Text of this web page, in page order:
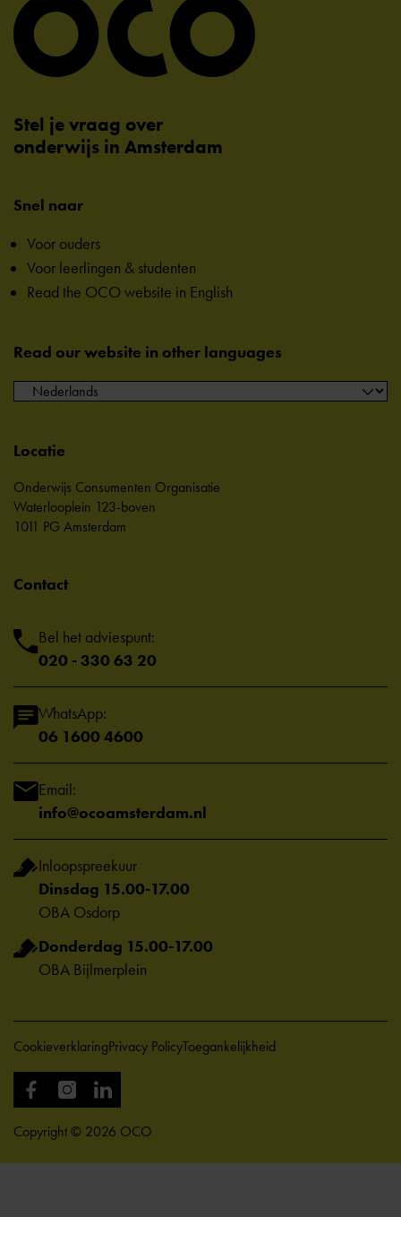
Stel je vraag over
onderwijs in Amsterdam
Snel naar
Voor ouders
Voor leerlingen & studenten
Read the OCO website in English
Read our website in other languages
Locatie
Onderwijs Consumenten Organisatie
Waterlooplein 123-boven
1011 PG Amsterdam
Contact
Bel het adviespunt:
020 - 330 63 20
WhatsApp:
06 1600 4600
Email:
info@ocoamsterdam.nl
Inloopspreekuur
Dinsdag 15.00-17.00
OBA Osdorp
Donderdag 15.00-17.00
OBA Bijlmerplein
Copyright © 2026 OCO
CookieverklaringPrivacy PolicyToegankelijkheid